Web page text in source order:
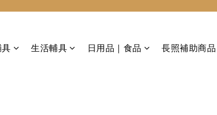
生活輔具 日用品｜食品 長照補助商品